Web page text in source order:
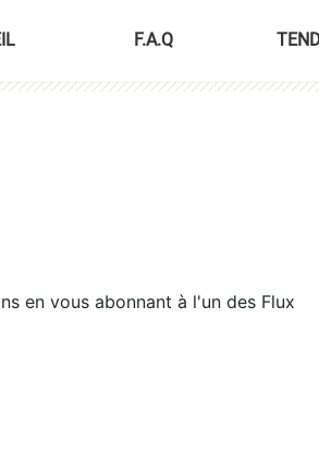
F.A.Q
en vous abonnant à l'un des Flux